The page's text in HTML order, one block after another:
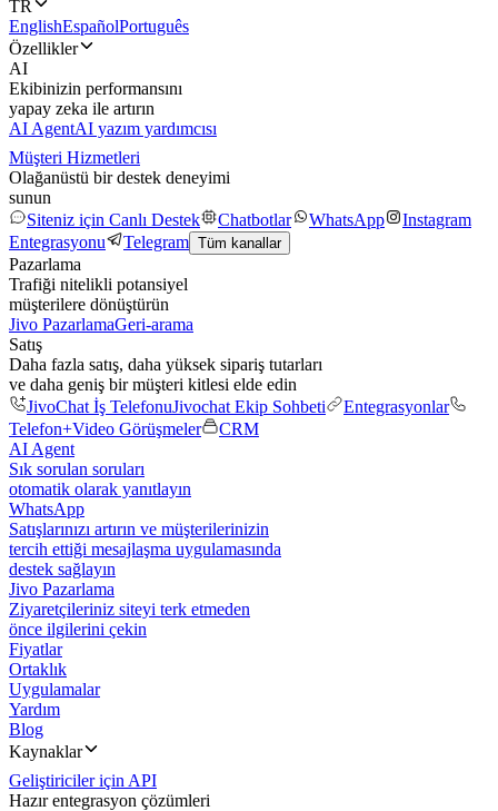
TR
EnglishEspañolPortuguês
Özellikler
AI
Ekibinizin performansını
yapay zeka ile artırın
AI AgentAI yazım yardımcısı
Müşteri Hizmetleri
Olağanüstü bir destek deneyimi
sunun
Siteniz için Canlı Destek
Chatbotlar WhatsApp
Instagram
Entegrasyonu
Telegram Tüm kanallar
Pazarlama
Trafiği nitelikli potansiyel
müşterilere dönüştürün
Jivo PazarlamaGeri-arama
Satış
Daha fazla satış, daha yüksek sipariş tutarları
ve daha geniş bir müşteri kitlesi elde edin
JivoChat İş TelefonuJivochat Ekip Sohbeti
Entegrasyonlar
Telefon+Video Görüşmeler
CRM
AI Agent
Sık sorulan soruları
otomatik olarak yanıtlayın
WhatsApp
Satışlarınızı artırın ve müşterilerinizin
tercih ettiği mesajlaşma uygulamasında
destek sağlayın
Jivo Pazarlama
Ziyaretçileriniz siteyi terk etmeden
önce ilgilerini çekin
Fiyatlar
Ortaklık
Uygulamalar
Yardım
Blog
Kaynaklar
Geliştiriciler için API
Hazır entegrasyon çözümleri